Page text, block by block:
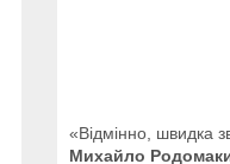
«Відмінно, швидка
Михайло